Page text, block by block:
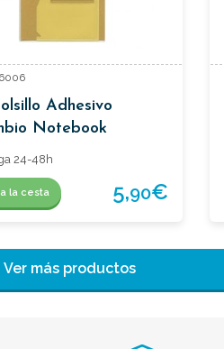
Adhesivo
Notebook
Traveler´s
24-48h
la cesta 5,90€
más productos